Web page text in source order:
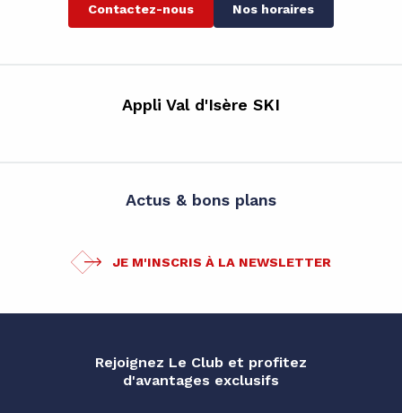
Contactez-nous Nos horaires
Appli Val d'Isère SKI
Actus & bons plans
JE M'INSCRIS À LA NEWSLETTER
Rejoignez Le Club et profitez
d'avantages exclusifs